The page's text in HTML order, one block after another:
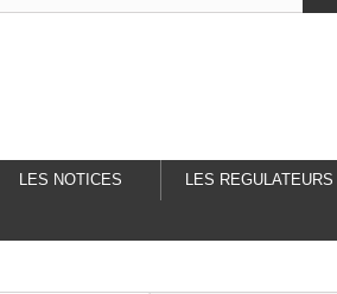
LES NOTICES LES REGULATEURS